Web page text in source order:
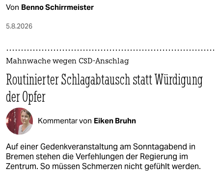
Von Benno Schirrmeister
5.8.2026
Mahnwache wegen CSD-Anschlag
Routinierter Schlagabtausch statt Würdigung
der Opfer
Kommentar von Eiken Bruhn
Auf einer Gedenkveranstaltung am Sonntagabend in
Bremen stehen die Verfehlungen der Regierung im
Zentrum. So müssen Schmerzen nicht gefühlt werden.